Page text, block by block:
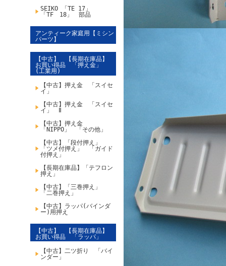
SEIKO 「TE 17」
「TF 18」 部品
アンティーク家庭用【ミシン
パーツ】
【中古】 【長期在庫品】
お買い得品 「押え金」
(工業用)
【中古】押え金 「スイセ
イ」
【中古】押え金 「スイセ
イ」 Ⅱ
【中古】押え金
「NIPPO」 「その他」
【中古】「段付押え」
「ツメ付押え」 「ガイド
付押え」
【長期在庫品】「テフロン
押え」
【中古】「三巻押え」
「二巻押え」
【中古】ラッパ(バインダ
ー)用押え
【中古】 【長期在庫品】
お買い得品 「ラッパ」
【中古】二ツ折り 「バイ
ンダー」